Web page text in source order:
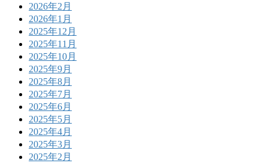
2026年2月
2026年1月
2025年12月
2025年11月
2025年10月
2025年9月
2025年8月
2025年7月
2025年6月
2025年5月
2025年4月
2025年3月
2025年2月